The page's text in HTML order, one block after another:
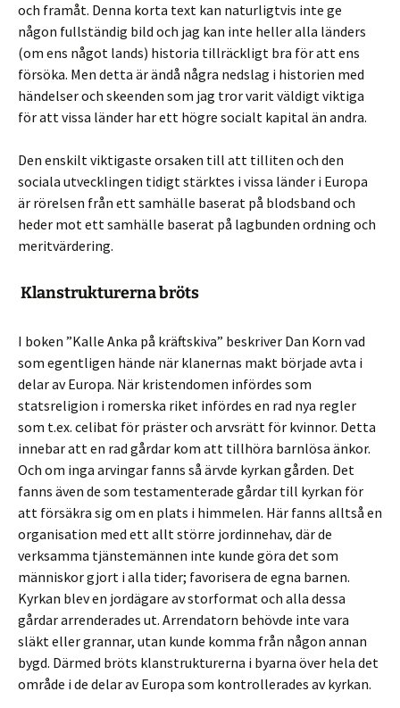
och framåt. Denna korta text kan naturligtvis inte ge
någon fullständig bild och jag kan inte heller alla länders
(om ens något lands) historia tillräckligt bra för att ens
försöka. Men detta är ändå några nedslag i historien med
händelser och skeenden som jag tror varit väldigt viktiga
för att vissa länder har ett högre socialt kapital än andra.
Den enskilt viktigaste orsaken till att tilliten och den
sociala utvecklingen tidigt stärktes i vissa länder i Europa
är rörelsen från ett samhälle baserat på blodsband och
heder mot ett samhälle baserat på lagbunden ordning och
meritvärdering.
Klanstrukturerna bröts
I boken ”Kalle Anka på kräftskiva” beskriver Dan Korn vad
som egentligen hände när klanernas makt började avta i
delar av Europa. När kristendomen infördes som
statsreligion i romerska riket infördes en rad nya regler
som t.ex. celibat för präster och arvsrätt för kvinnor. Detta
innebar att en rad gårdar kom att tillhöra barnlösa änkor.
Och om inga arvingar fanns så ärvde kyrkan gården. Det
fanns även de som testamenterade gårdar till kyrkan för
att försäkra sig om en plats i himmelen. Här fanns alltså en
organisation med ett allt större jordinnehav, där de
verksamma tjänstemännen inte kunde göra det som
människor gjort i alla tider; favorisera de egna barnen.
Kyrkan blev en jordägare av storformat och alla dessa
gårdar arrenderades ut. Arrendatorn behövde inte vara
släkt eller grannar, utan kunde komma från någon annan
bygd. Därmed bröts klanstrukturerna i byarna över hela det
område i de delar av Europa som kontrollerades av kyrkan.